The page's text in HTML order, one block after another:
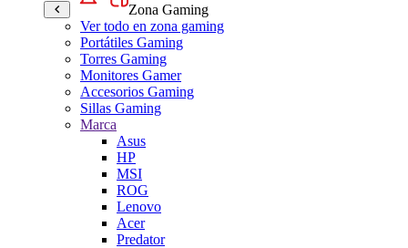
Zona Gaming
Ver todo en zona gaming
Portátiles Gaming
Torres Gaming
Monitores Gamer
Accesorios Gaming
Sillas Gaming
Marca
Asus
HP
MSI
ROG
Lenovo
Acer
Predator